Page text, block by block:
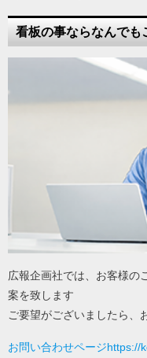
看板の事ならなんでも
広報企画社では、お客様の
案を致します
ご要望がございましたら、
お問い合わせページhttps://